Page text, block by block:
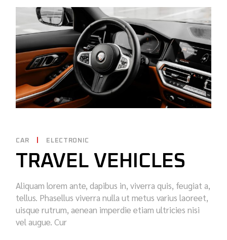
CAR ELECTRONIC
TRAVEL VEHICLES
Aliquam lorem ante, dapibus in, viverra quis, feugiat a,
tellus. Phasellus viverra nulla ut metus varius laoreet,
uisque rutrum, aenean imperdie etiam ultricies nisi
vel augue. Cur